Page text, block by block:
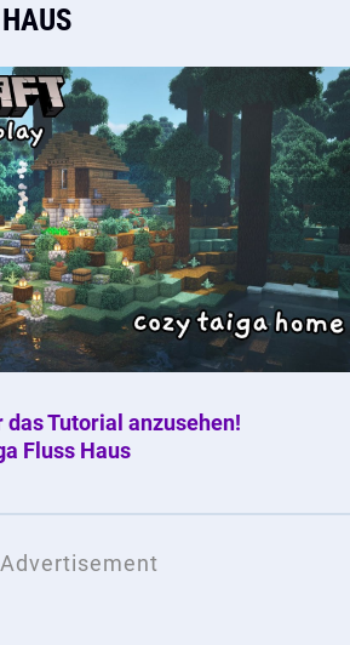
Tutorial anzusehen!
Fluss Haus